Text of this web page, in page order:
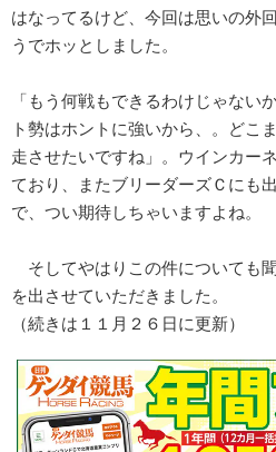
はなってるけど、今回は思いの外
うでホッとしました。
「もう何戦もできるわけじゃない
ト勢はホントに強いから、。どこ
走させたいですね」。ウインカー
ており、またブリーダーズＣにも
で、つい期待しちゃいますよね。
そしてやはりこの件についても
を出させていただきました。
（続きは１１月２６日に更新）